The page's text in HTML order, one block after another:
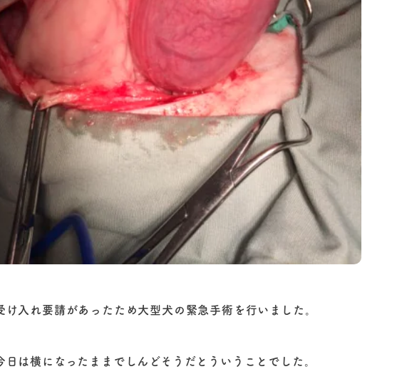
入れ要請があったため大型犬の緊急手術を行いました。
は横になったままでしんどそうだとういうことでした。